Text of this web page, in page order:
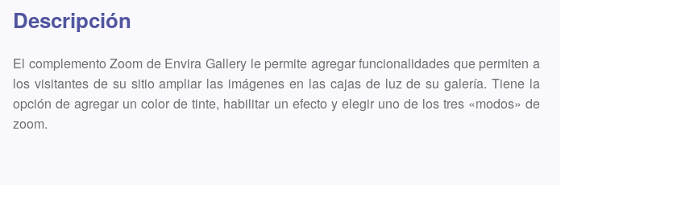
Descripción
El complemento Zoom de Envira Gallery le permite agregar funcionalidades que permiten a
los visitantes de su sitio ampliar las imágenes en las cajas de luz de su galería. Tiene la
opción de agregar un color de tinte, habilitar un efecto y elegir uno de los tres «modos» de
zoom.